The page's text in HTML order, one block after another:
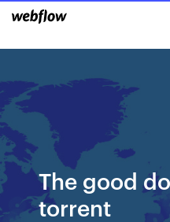
The good
torrent